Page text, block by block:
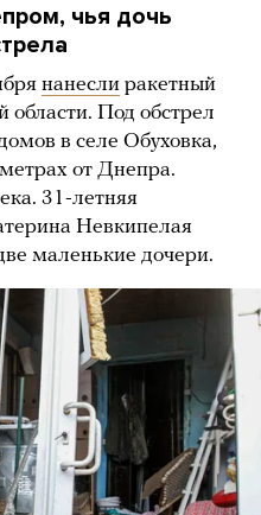
чья дочь
нанесли ракетный
области. Под обстрел
в селе Обуховка,
от Днепра.
31-летняя
Невкипелая
маленькие дочери.